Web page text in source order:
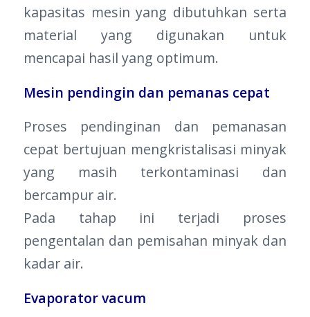
kapasitas mesin yang dibutuhkan serta
material yang digunakan untuk
mencapai hasil yang optimum.
Mesin pendingin dan pemanas cepat
Proses pendinginan dan pemanasan
cepat bertujuan mengkristalisasi minyak
yang masih terkontaminasi dan
bercampur air.
Pada tahap ini terjadi proses
pengentalan dan pemisahan minyak dan
kadar air.
Evaporator vacum